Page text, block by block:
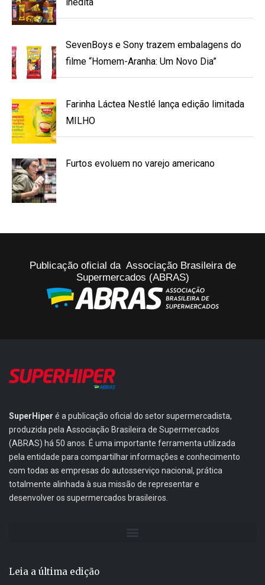
SevenBoys e Sony trazem embalagens do
filme “Homem-Aranha: Um Novo Dia”
Farinha Láctea Nestlé lança edição limitada
MILHO
Furtos evoluem no varejo americano
Publicação oficial da Associação Brasileira de
Supermercados (ABRAS)
SuperHiper é a publicação oficial do setor supermercadista,
produzida pela Associação Brasileira de Supermercados
(ABRAS) há 50 anos. É uma importante ferramenta utilizada
pela entidade para compartilhar informações e conhecimento
com todas as empresas do autosserviço nacional, prática
totalmente alinhada à sua missão de representar e
desenvolver os supermercados brasileiros.
Leia a última edição